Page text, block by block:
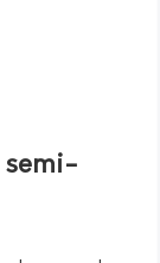
semi-